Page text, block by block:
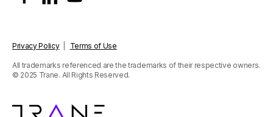
Privacy Policy| Terms of Use
All trademarks referenced are the trademarks of their respective owners.
© 2025 Trane. All Rights Reserved.